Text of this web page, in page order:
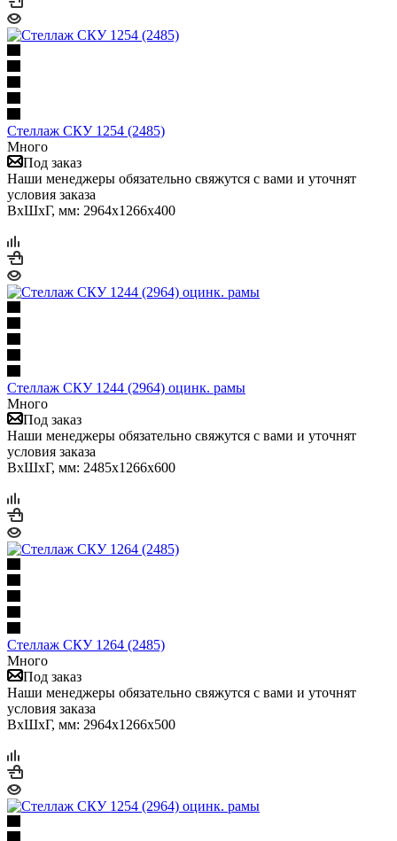
Стеллаж СКУ 1254 (2485)
Много
Под заказ
Наши менеджеры обязательно свяжутся с вами и уточнят
условия заказа
ВхШхГ, мм: 2964x1266x400
Стеллаж СКУ 1244 (2964) оцинк. рамы
Много
Под заказ
Наши менеджеры обязательно свяжутся с вами и уточнят
условия заказа
ВхШхГ, мм: 2485x1266x600
Стеллаж СКУ 1264 (2485)
Много
Под заказ
Наши менеджеры обязательно свяжутся с вами и уточнят
условия заказа
ВхШхГ, мм: 2964x1266x500